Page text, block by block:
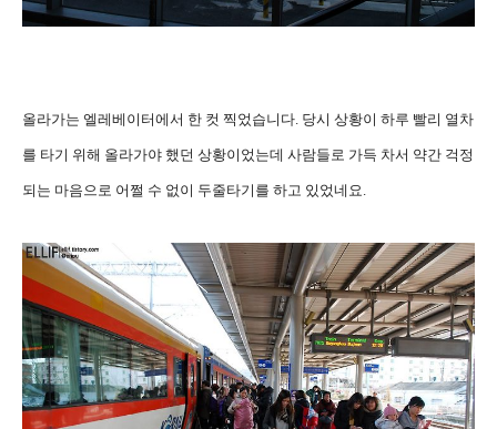
올라가는 엘레베이터에서 한 컷 찍었습니다. 당시 상황이 하루 빨리 열차
를 타기 위해 올라가야 했던 상황이었는데 사람들로 가득 차서 약간 걱정
되는 마음으로 어쩔 수 없이 두줄타기를 하고 있었네요.